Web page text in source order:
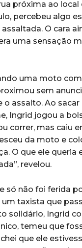
próxima ao local
percebeu algo
O cara
uma sensação
uma moto
sem
assalto. Ao sacar
Ingrid jogou a
correr, mas caiu
da moto e
O que ele queria
revelou.
só não foi ferida
taxista que
solidário, Ingrid
temeu que
que ele